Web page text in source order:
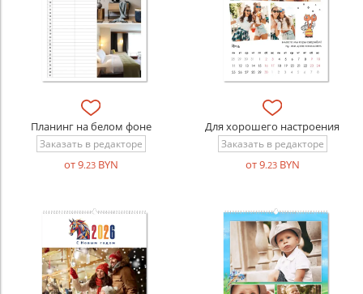
Планинг на белом фоне
Заказать в редакторе
от 9.23BYN
Для хорошего настроения
Заказать в редакторе
от 9.23BYN